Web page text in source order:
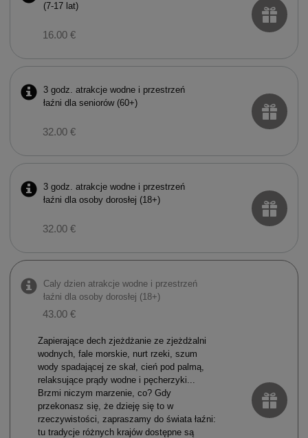
(7-17 lat)
16.00 €
3 godz. atrakcje wodne i przestrzeń
łaźni dla seniorów (60+)
32.00 €
3 godz. atrakcje wodne i przestrzeń
łaźni dla osoby dorosłej (18+)
32.00 €
Caly dzien atrakcje wodne i przestrzeń
łaźni dla osoby dorosłej (18+)
43.00 €
Zapierające dech zjeżdżanie ze zjeżdżalni
wodnych, fale morskie, nurt rzeki, szum
wody spadającej ze skał, cień pod palmą,
relaksujące prądy wodne i pęcherzyki...
Brzmi niczym marzenie, co? Gdy
przekonasz się, że dzieję się to w
rzeczywistości, zapraszamy do świata łaźni:
tu tradycje różnych krajów dostępne są